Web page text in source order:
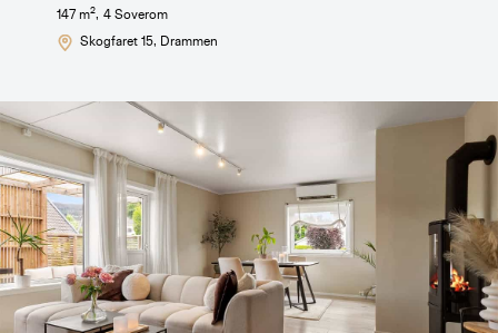
147 m2, 4Soverom
Skogfaret 15, Drammen